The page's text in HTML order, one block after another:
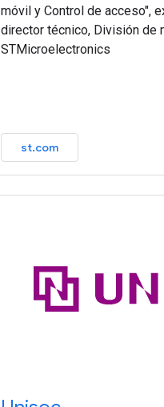
móvil y Control de acceso",
director técnico, División de
STMicroelectronics
st.com